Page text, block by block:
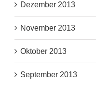
Dezember 2013
November 2013
Oktober 2013
September 2013